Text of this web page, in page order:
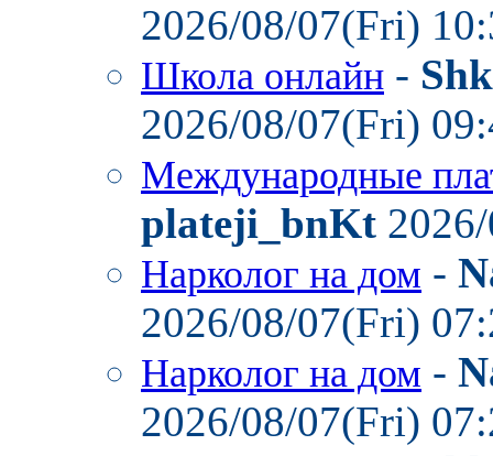
2026/08/07(Fri)
Школа онлайн -
2026/08/07(Fri)
Международные
plateji_bnKt
Нарколог на дом -
2026/08/07(Fri)
Нарколог на дом -
2026/08/07(Fri)